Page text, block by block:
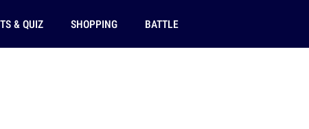
& QUIZ SHOPPING BATTLE